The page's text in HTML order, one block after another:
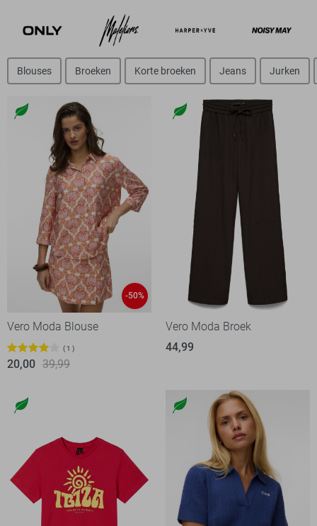
Blouses Broeken Korte broeken Jeans Jurken
-50%
Vero Moda Blouse
1
20,00 39,99
Vero Moda Broek
44,99